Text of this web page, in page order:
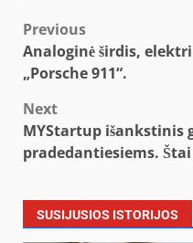
Post
navigation
Previous
Analoginė širdis,
„Porsche 911“.
Next
MYStartup
pradedantiesiems.
SUSIJUSIOS ISTORIJOS